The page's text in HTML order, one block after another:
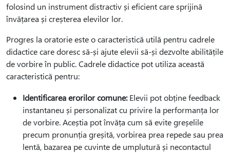
folosind un instrument distractiv și eficient care sprijină
învățarea și creșterea elevilor lor.
Progres la oratorie este o caracteristică utilă pentru cadrele
didactice care doresc să-și ajute elevii să-și dezvolte abilitățile
de vorbire în public. Cadrele didactice pot utiliza această
caracteristică pentru:
Identificarea erorilor comune:Elevii pot obține feedback
instantaneu și personalizat cu privire la performanța lor
de vorbire. Aceștia pot învăța cum să evite greșelile
precum pronunția greșită, vorbirea prea repede sau prea
lentă, bazarea pe cuvinte de umplutură și necontactul